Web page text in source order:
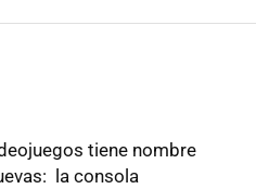
tiene nombre
la consola